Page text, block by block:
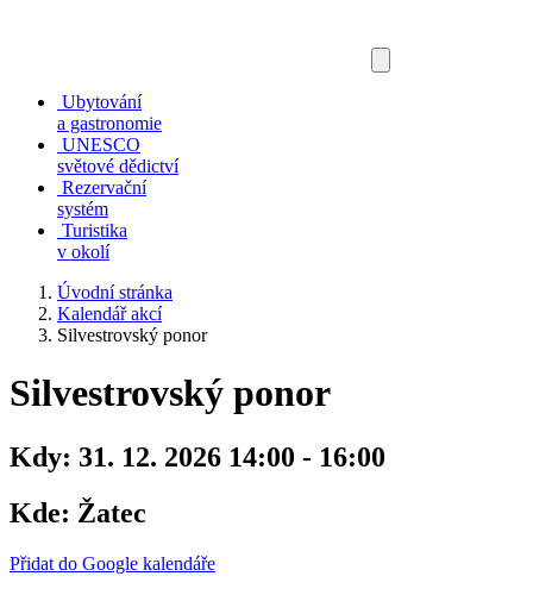
Ubytování
a gastronomie
UNESCO
světové dědictví
Rezervační
systém
Turistika
v okolí
Úvodní stránka
Kalendář akcí
Silvestrovský ponor
Silvestrovský ponor
Kdy: 31. 12. 2026 14:00 - 16:00
Kde: Žatec
Přidat do Google kalendáře